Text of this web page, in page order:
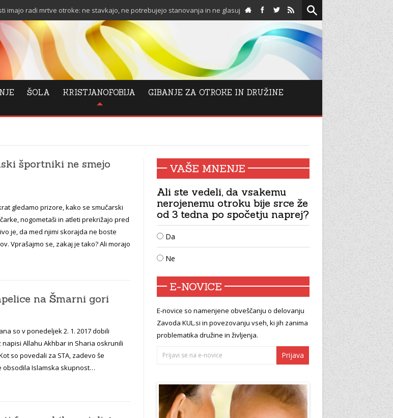
otroke: ne stavkajo, ne potrebujejo stanovanja in ne glasujejo proti njim! Spodbuda za adventni čas:
ŠOLA KRISTJANOFOBIJA
GIBANJE ZA OTROKE IN DRUŽINE
športniki ne smejo
gledamo prizore, kako se smučarski
nogometaši in atleti prekrižajo pred
je, da med njimi skorajda ne boste
Vprašajmo se, zakaj je tako? Ali morajo
na Šmarni gori
so v ponedeljek 2. 1. 2017 dobili
Allahu Akhbar in Sharia oskrunili
so povedali za STA, zadevo še
obsodila Islamska skupnost…
VAŠE MNENJE
Ali ste vedeli, da vsakemu
nerojenemu otroku bije srce že
od 3 tedna po spočetju naprej?
Da
Ne
E-NOVICE
E-novice so namenjene obveščanju o delovanju
Zavoda KUL.si in povezovanju vseh, ki jih zanima
problematika družine in življenja.